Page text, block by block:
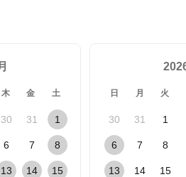
木 金 土
30 31 1
6 7 8
13 14 15
日 月 火
30 31 1
6 7 8
13 14 15